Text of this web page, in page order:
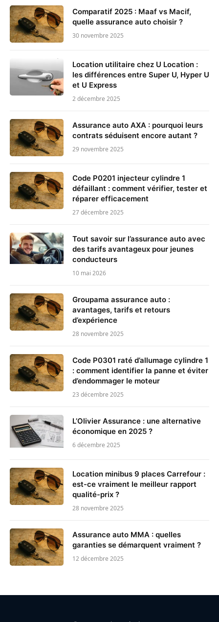
Comparatif 2025 : Maaf vs Macif,
quelle assurance auto choisir ?
30 novembre 2025
Location utilitaire chez U Location :
les différences entre Super U, Hyper U
et U Express
2 décembre 2025
Assurance auto AXA : pourquoi leurs
contrats séduisent encore autant ?
29 novembre 2025
Code P0201 injecteur cylindre 1
défaillant : comment vérifier, tester et
réparer efficacement
27 décembre 2025
Tout savoir sur l’assurance auto avec
des tarifs avantageux pour jeunes
conducteurs
10 mai 2026
Groupama assurance auto :
avantages, tarifs et retours
d’expérience
28 novembre 2025
Code P0301 raté d’allumage cylindre 1
: comment identifier la panne et éviter
d’endommager le moteur
23 décembre 2025
L’Olivier Assurance : une alternative
économique en 2025 ?
6 décembre 2025
Location minibus 9 places Carrefour :
est-ce vraiment le meilleur rapport
qualité-prix ?
28 novembre 2025
Assurance auto MMA : quelles
garanties se démarquent vraiment ?
12 décembre 2025